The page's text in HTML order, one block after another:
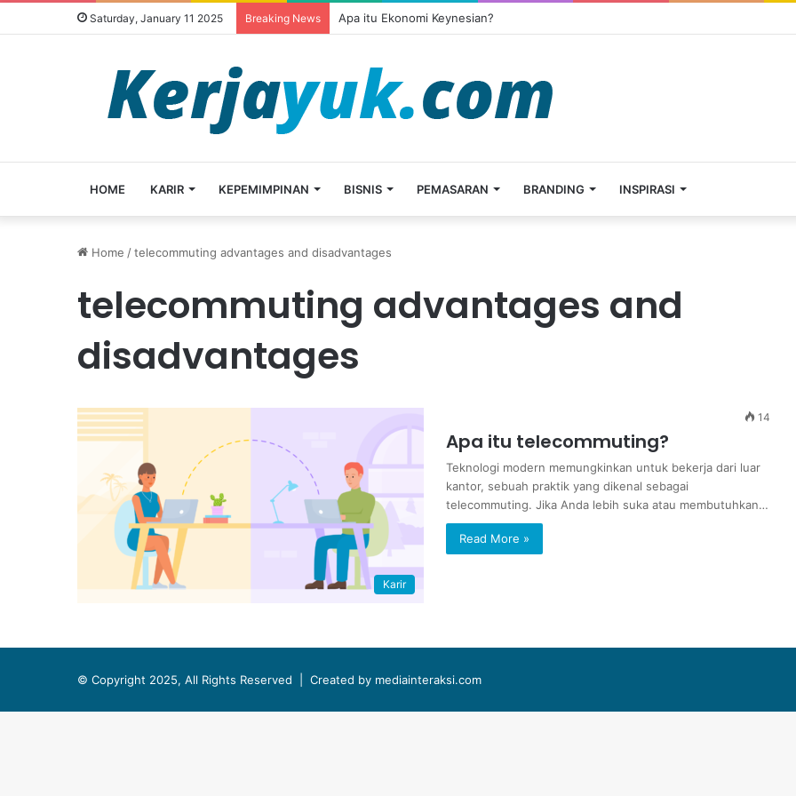
Saturday, January 11 2025 Breaking News Apa itu Ekonomi Keynesian?
HOME KARIR KEPEMIMPINAN BISNIS PEMASARAN BRANDING INSPIRASI
Home /telecommuting advantages and disadvantages
telecommuting advantages and
disadvantages
Karir
14
Apa itu telecommuting?
Teknologi modern memungkinkan untuk bekerja dari luar
kantor, sebuah praktik yang dikenal sebagai
telecommuting. Jika Anda lebih suka atau membutuhkan…
Read More »
© Copyright 2025, All Rights Reserved | Created by mediainteraksi.com